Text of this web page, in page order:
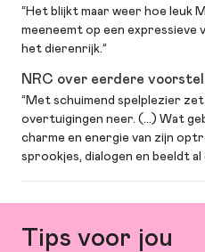
“Het blijkt maar weer hoe leuk
meeneemt op een
het dierenrijk.”
NRC over eerdere
“Met schuimend spelplezier
overtuigingen neer. (…) Wat
charme en energie van zijn
sprookjes, dialogen en beeldt al
Tips voor jou